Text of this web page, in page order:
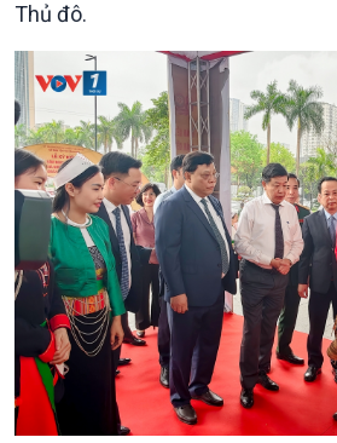
Xã hội
Tin Đời sống & Xã hội
360 độ Sức khỏe
Chuyển đổi Xanh
Tài nguyên và Môi trường
Chuyên gia của bạn
Xã hội chuyển động
Bước chân đến trường
Tin
Kết
khí
Thủ đô.